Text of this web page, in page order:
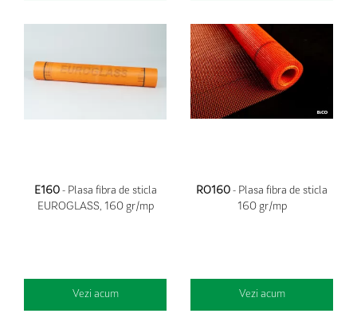
E160- Plasa fibra de sticla
EUROGLASS, 160 gr/mp
Vezi acum
RO160 - Plasa fibra de sticla
160 gr/mp
Vezi acum